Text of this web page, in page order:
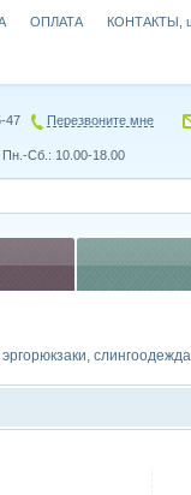
ОПЛАТА КОНТАКТЫ,
47 Перезвоните мне
Сб.: 10.00-18.00